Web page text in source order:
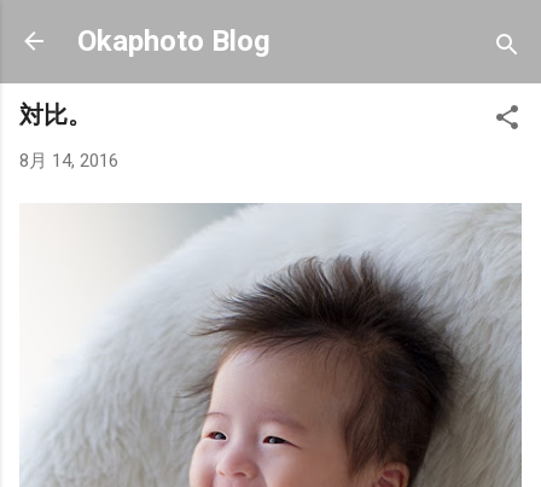
スキップしてメイン コンテンツに移動
Okaphoto Blog
対比。
8月 14, 2016